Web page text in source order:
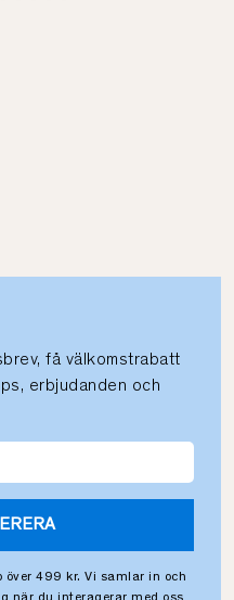
få välkomstrabatt
erbjudanden och
över 499 kr. Vi samlar in och